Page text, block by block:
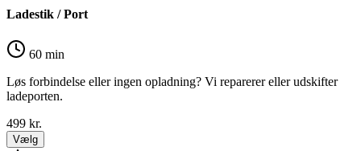
Ladestik / Port
60 min
Løs forbindelse eller ingen opladning? Vi reparerer eller udskifter
ladeporten.
499 kr.
Vælg